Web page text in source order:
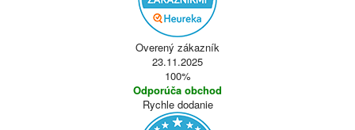
Overený zákazník
23.11.2025
100%
Odporúča obchod
Rychle dodanie